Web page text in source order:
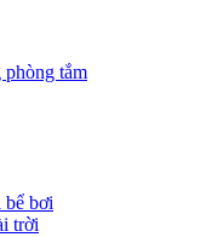
tắm
bơi
trời